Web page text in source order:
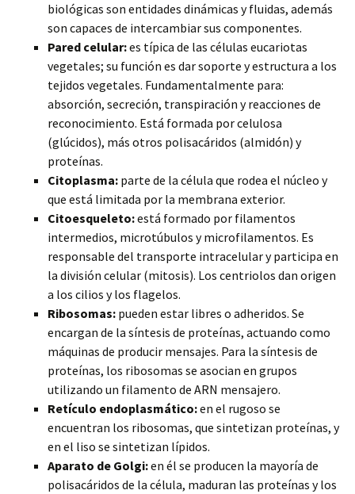
biológicas son entidades dinámicas y fluidas, además
son capaces de intercambiar sus componentes.
Pared celular:es típica de las células eucariotas
vegetales; su función es dar soporte y estructura a los
tejidos vegetales. Fundamentalmente para:
absorción, secreción, transpiración y reacciones de
reconocimiento. Está formada por celulosa
(glúcidos), más otros polisacáridos (almidón) y
proteínas.
Citoplasma: parte de la célula que rodea el núcleo y
que está limitada por la membrana exterior.
Citoesqueleto:está formado por filamentos
intermedios, microtúbulos y microfilamentos. Es
responsable del transporte intracelular y participa en
la división celular (mitosis). Los centriolos dan origen
a los cilios y los flagelos.
Ribosomas: pueden estar libres o adheridos. Se
encargan de la síntesis de proteínas, actuando como
máquinas de producir mensajes. Para la síntesis de
proteínas, los ribosomas se asocian en grupos
utilizando un filamento de ARN mensajero.
Retículo endoplasmático:en el rugoso se
encuentran los ribosomas, que sintetizan proteínas, y
en el liso se sintetizan lípidos.
Aparato de Golgi:en él se producen la mayoría de
polisacáridos de la célula, maduran las proteínas y los